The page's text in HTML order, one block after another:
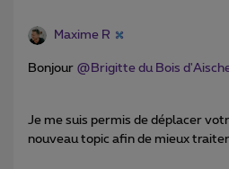
Maxime R
Bonjour @Brigitte du Bois
Je me suis permis de déplacer
nouveau topic afin de mieux